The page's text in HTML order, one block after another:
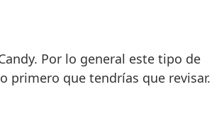
Por lo general este tipo de
primero que tendrías que revisar.